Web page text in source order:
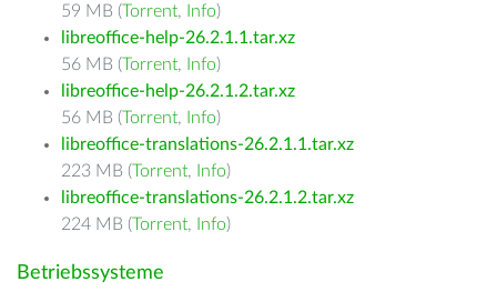
59 MB (Torrent, Info)
libreoffice-help-26.2.1.1.tar.xz
56 MB (Torrent, Info)
libreoffice-help-26.2.1.2.tar.xz
56 MB (Torrent, Info)
libreoffice-translations-26.2.1.1.tar.xz
223 MB (Torrent, Info)
libreoffice-translations-26.2.1.2.tar.xz
224 MB (Torrent, Info)
Betriebssysteme